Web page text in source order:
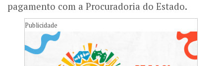
pagamento com a Procuradoria do Estado.
Publicidade